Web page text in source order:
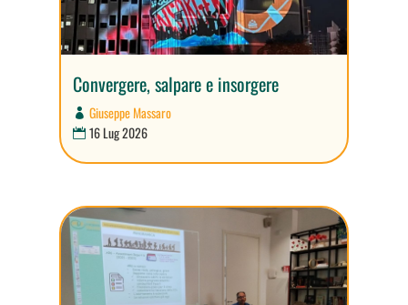
Convergere, salpare e insorgere
Giuseppe Massaro
16 Lug 2026